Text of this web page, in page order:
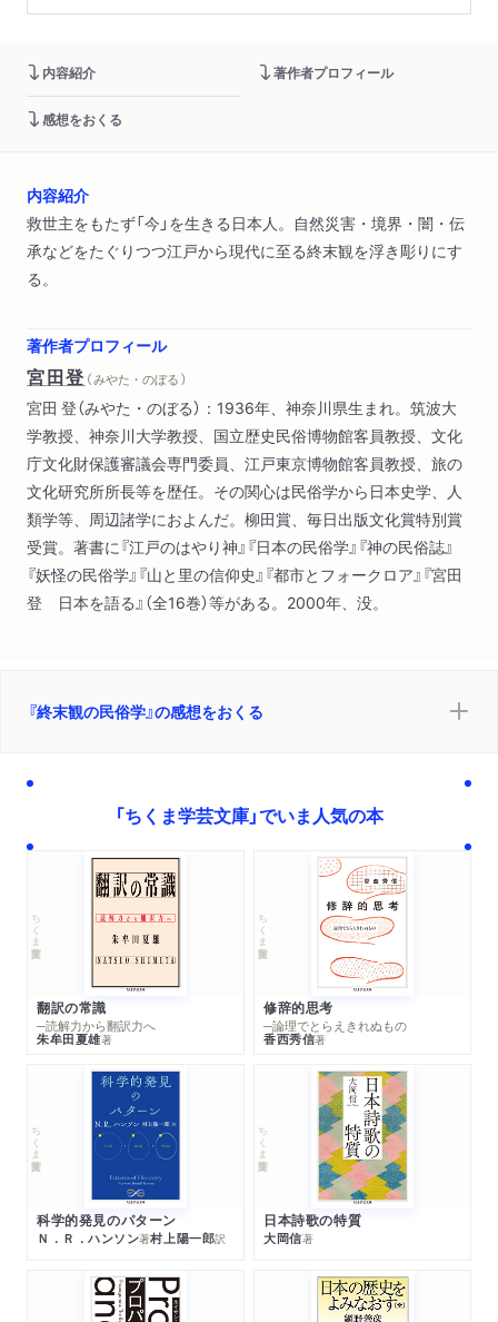
内容紹介 著作者プロフィール
感想をおくる
内容紹介
救世主をもたず「今」を生きる日本人。自然災害・境界・闇・伝
承などをたぐりつつ江戸から現代に至る終末観を浮き彫りにす
る。
著作者プロフィール
宮田登 （ みやた・のぼる ）
宮田 登（みやた・のぼる）：1936年、神奈川県生まれ。筑波大
学教授、神奈川大学教授、国立歴史民俗博物館客員教授、文化
庁文化財保護審議会専門委員、江戸東京博物館客員教授、旅の
文化研究所所長等を歴任。その関心は民俗学から日本史学、人
類学等、周辺諸学におよんだ。柳田賞、毎日出版文化賞特別賞
受賞。著書に『江戸のはやり神』『日本の民俗学』『神の民俗誌』
『妖怪の民俗学』『山と里の信仰史』『都市とフォークロア』『宮田
登 日本を語る』（全16巻）等がある。2000年、没。
『終末観の民俗学』の感想をおくる
「ちくま学芸文庫」でいま人気の本
ちくま学芸文庫
翻訳の常識
─読解力から翻訳力へ
朱牟田夏雄著
ちくま学芸文庫
修辞的思考
─論理でとらえきれぬもの
香西秀信著
ちくま学芸文庫
科学的発見のパターン
Ｎ．Ｒ．ハンソン著村上陽一郎訳
ちくま学芸文庫
日本詩歌の特質
大岡信著